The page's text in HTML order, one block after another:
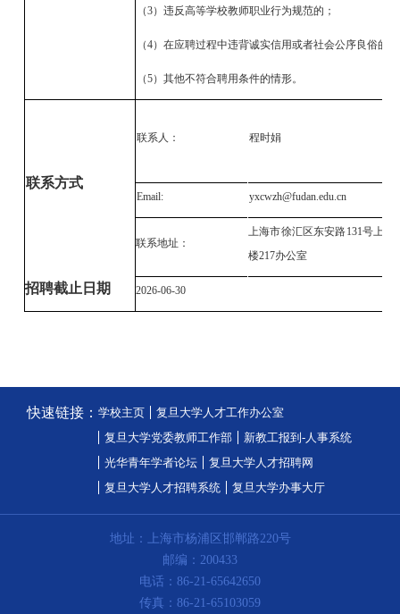
（3）违反高等学校教师职业行为规范的；
（4）在应聘过程中违背诚实信用或者社会公序良俗的；
（5）其他不符合聘用条件的情形。
联系方式
联系人： 程时娟
Email: yxcwzh@fudan.edu.cn
联系地址：
上海市徐汇区东安路131号上海
楼217办公室
招聘截止日期 2026-06-30
快速链接： 学校主页
复旦大学人才工作办公室
复旦大学党委教师工作部
新教工报到-人事系统
光华青年学者论坛
复旦大学人才招聘网
复旦大学人才招聘系统
复旦大学办事大厅
地址：上海市杨浦区邯郸路220号
邮编：200433
电话：86-21-65642650
传真：86-21-65103059